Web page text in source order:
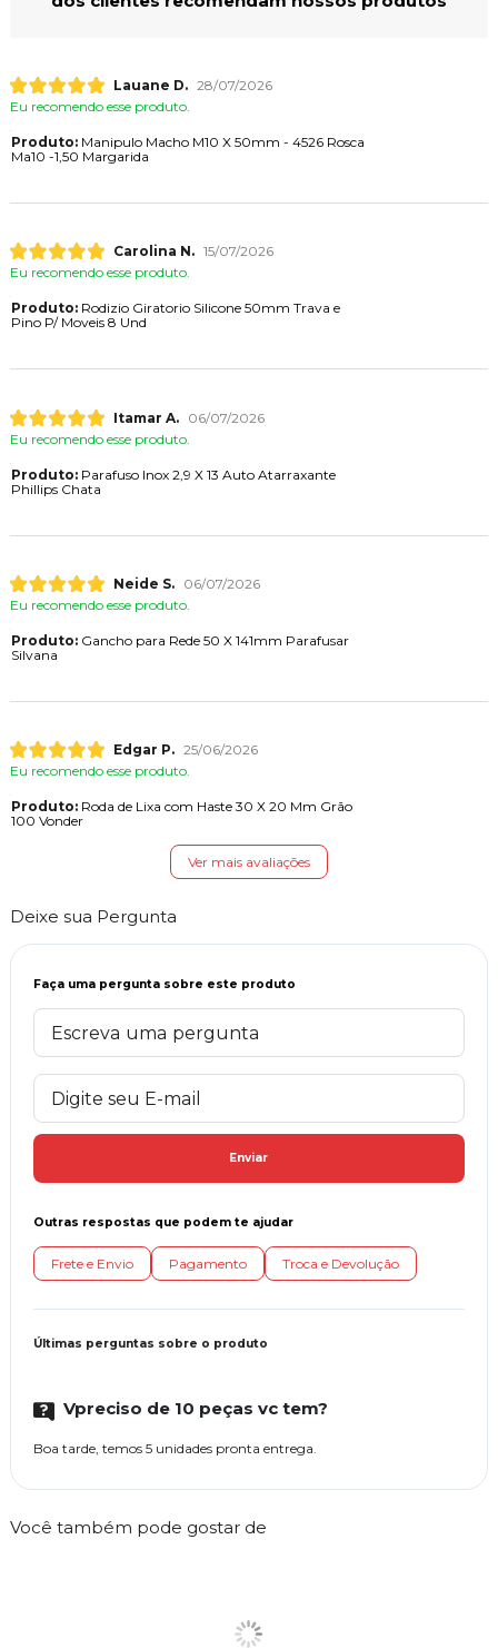
Lauane D. 28/07/2026
Eu recomendo esse produto.
Produto:Manipulo Macho M10 X 50mm - 4526 Rosca
Ma10 -1,50 Margarida
Carolina N. 15/07/2026
Eu recomendo esse produto.
Produto:Rodizio Giratorio Silicone 50mm Trava e
Pino P/ Moveis 8 Und
Itamar A.
06/07/2026
Eu recomendo esse produto.
Produto:Parafuso Inox 2,9 X 13 Auto Atarraxante
Phillips Chata
Neide S.
06/07/2026
Eu recomendo esse produto.
Produto:Gancho para Rede 50 X 141mm Parafusar
Silvana
Edgar P. 25/06/2026
Eu recomendo esse produto.
Produto:Roda de Lixa com Haste 30 X 20 Mm Grão
100 Vonder
Ver mais avaliações
Deixe sua Pergunta
Faça uma pergunta sobre este produto
Enviar
Outras respostas que podem te ajudar
Frete e Envio Pagamento Troca e Devolução
Últimas perguntas sobre o produto
Vpreciso de 10 peças vc tem?
Boa tarde, temos 5 unidades pronta entrega.
Você também pode gostar de